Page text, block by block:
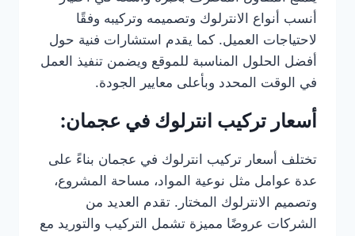
أنسب أنواع الانترلوك وتصميمه وتركيبه وفقًا
لاحتياجات العميل. كما يقدم استشارات فنية حول
أفضل الحلول المناسبة للموقع ويضمن تنفيذ العمل
في الوقت المحدد وبأعلى معايير الجودة.
أسعار تركيب انترلوك في عجمان:
تختلف أسعار تركيب انترلوك في عجمان بناءً على
عدة عوامل مثل نوعية المواد، مساحة المشروع،
وتصميم الانترلوك المختار. تقدم العديد من
الشركات عروضًا مميزة تشمل التركيب والتوريد مع